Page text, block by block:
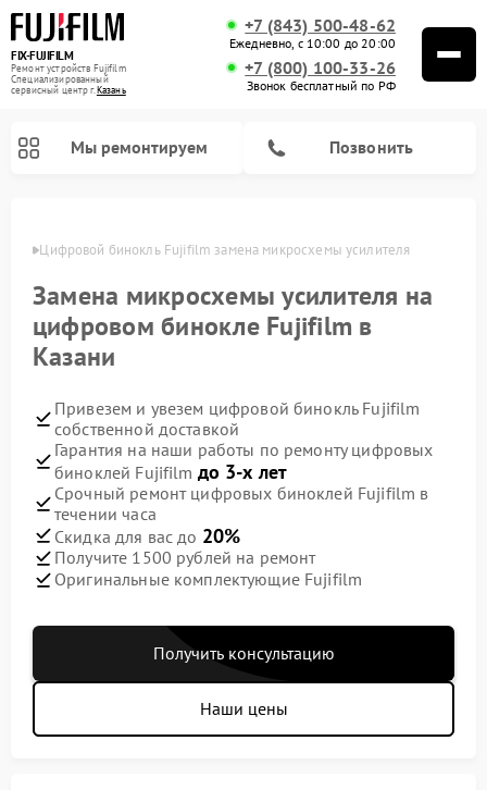
FIX-FUJIFILM
Ремонт устройств Fujifilm
Специализированный
cервисный центр г.Казань
+7 (843) 500-48-62
Ежедневно, с 10:00 до 20:00
+7 (800) 100-33-26
Звонок бесплатный по РФ
Мы ремонтируем Позвонить
Цифровой бинокль Fujifilm замена микросхемы усилителя
Замена микросхемы усилителя на
цифровом бинокле Fujifilm в
Казани
Привезем и увезем цифровой бинокль Fujifilm
собственной доставкой
Гарантия на наши работы по ремонту цифровых
биноклей Fujifilm до 3-х лет
Срочный ремонт цифровых биноклей Fujifilm в
течении часа
Скидка для вас до 20%
Получите 1500 рублей на ремонт
Оригинальные комплектующие Fujifilm
Получить консультацию
Наши цены